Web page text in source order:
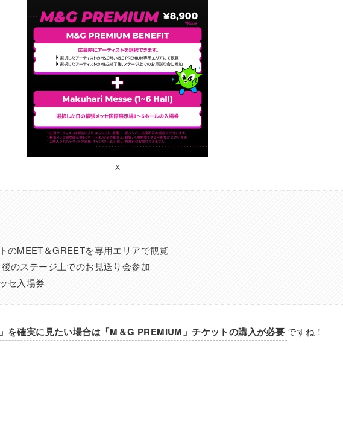
X
のMEET＆GREETを専用エリアで観覧
のステージ上でのお見送り会参加
セ入場券
を確実に見たい場合は「M＆G PREMIUM」チケットの購入が必要 ですね！